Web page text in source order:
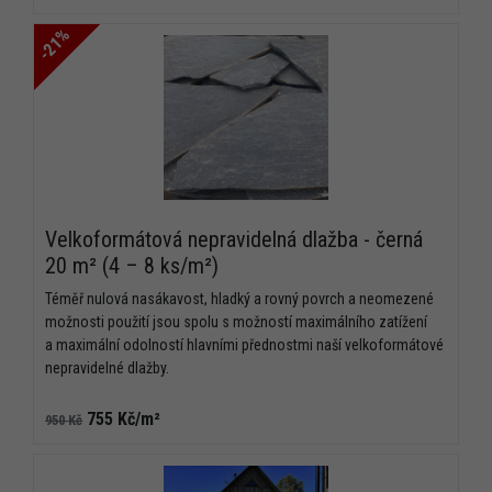
-21%
Velkoformátová nepravidelná dlažba - černá
20 m² (4 – 8 ks/m²)
Téměř nulová nasákavost, hladký a rovný povrch a neomezené
možnosti použití jsou spolu s možností maximálního zatížení
a maximální odolností hlavními přednostmi naší velkoformátové
nepravidelné dlažby.
950 Kč 755 Kč/m²